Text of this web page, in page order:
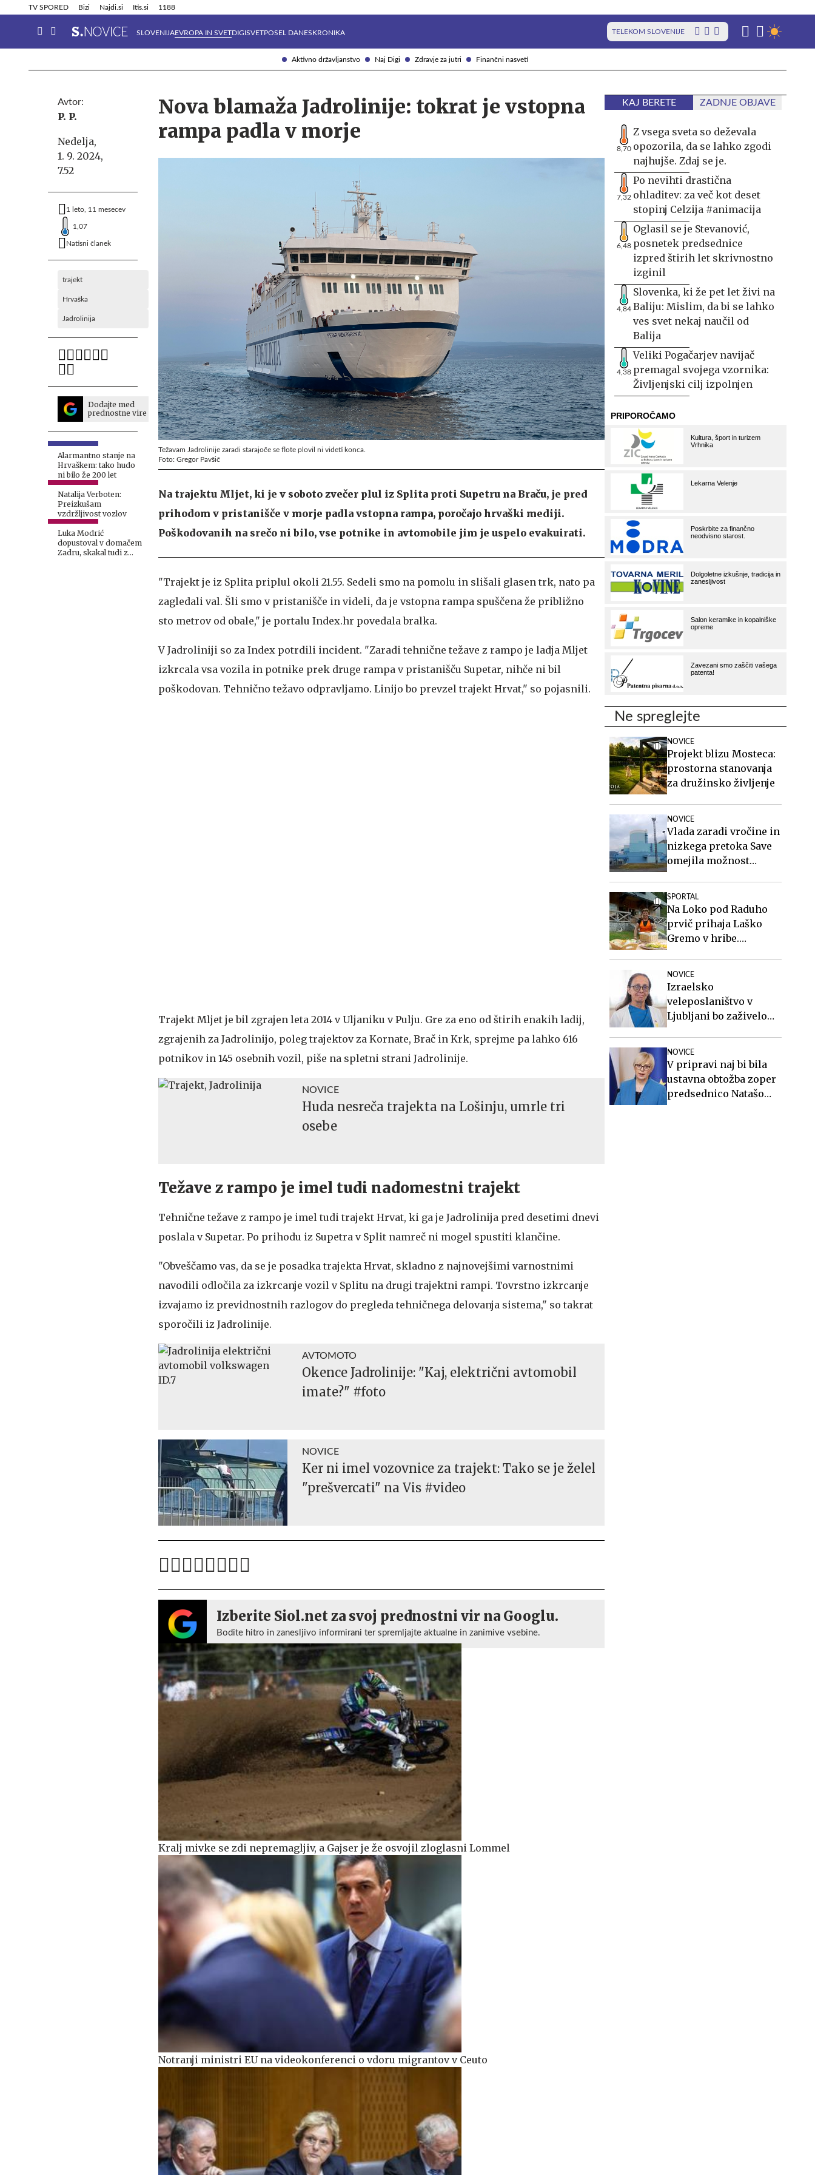
Aktivno državljanstvo Naj Digi Zdravje za jutri Finančni nasveti
TV SPORED Bizi Najdi.si Itis.si 1188
SLOVENIJAEVROPA IN SVETDIGISVETPOSEL DANESKRONIKA TELEKOM SLOVENIJE
Info in obvestila Tehnik
Avtor:
P. P.
Nedelja,
1. 9. 2024,
7.52
1 leto, 11 mesecev
1,07
Natisni članek
trajekt
Hrvaška
Jadrolinija
Dodajte med
prednostne vire
Alarmantno stanje na
Hrvaškem: tako hudo
ni bilo že 200 let
Natalija Verboten:
Preizkušam
vzdržljivost vozlov
Luka Modrić
dopustoval v domačem
Zadru, skakal tudi z
Nova blamaža Jadrolinije: tokrat je vstopna
rampa padla v morje
Težavam Jadrolinije zaradi starajoče se flote plovil ni videti konca.
Foto: Gregor Pavšič
Na trajektu Mljet, ki je v soboto zvečer plul iz Splita proti Supetru na Braču, je pred
prihodom v pristanišče v morje padla vstopna rampa, poročajo hrvaški mediji.
Poškodovanih na srečo ni bilo, vse potnike in avtomobile jim je uspelo evakuirati.
"Trajekt je iz Splita priplul okoli 21.55. Sedeli smo na pomolu in slišali glasen trk, nato pa
zagledali val. Šli smo v pristanišče in videli, da je vstopna rampa spuščena že približno
sto metrov od obale," je portalu Index.hr povedala bralka.
V Jadroliniji so za Index potrdili incident. "Zaradi tehnične težave z rampo je ladja Mljet
izkrcala vsa vozila in potnike prek druge rampa v pristanišču Supetar, nihče ni bil
poškodovan. Tehnično težavo odpravljamo. Linijo bo prevzel trajekt Hrvat," so pojasnili.
Trajekt Mljet je bil zgrajen leta 2014 v Uljaniku v Pulju. Gre za eno od štirih enakih ladij,
zgrajenih za Jadrolinijo, poleg trajektov za Kornate, Brač in Krk, sprejme pa lahko 616
potnikov in 145 osebnih vozil, piše na spletni strani Jadrolinije.
NOVICE
Huda nesreča trajekta na Lošinju, umrle tri
osebe
Težave z rampo je imel tudi nadomestni trajekt
Tehnične težave z rampo je imel tudi trajekt Hrvat, ki ga je Jadrolinija pred desetimi dnevi
poslala v Supetar. Po prihodu iz Supetra v Split namreč ni mogel spustiti klančine.
"Obveščamo vas, da se je posadka trajekta Hrvat, skladno z najnovejšimi varnostnimi
navodili odločila za izkrcanje vozil v Splitu na drugi trajektni rampi. Tovrstno izkrcanje
izvajamo iz previdnostnih razlogov do pregleda tehničnega delovanja sistema," so takrat
sporočili iz Jadrolinije.
AVTOMOTO
Okence Jadrolinije: "Kaj, električni avtomobil
imate?" #foto
NOVICE
Ker ni imel vozovnice za trajekt: Tako se je želel
"prešvercati" na Vis #video
Izberite Siol.net za svoj prednostni vir na Googlu.
Bodite hitro in zanesljivo informirani ter spremljajte aktualne in zanimive vsebine.
Kralj mivke se zdi nepremagljiv, a Gajser je že osvojil zloglasni Lommel
Notranji ministri EU na videokonferenci o vdoru migrantov v Ceuto
KAJ BERETE ZADNJE OBJAVE
8,70
Z vsega sveta so deževala
opozorila, da se lahko zgodi
najhujše. Zdaj se je.
7,32
Po nevihti drastična
ohladitev: za več kot deset
stopinj Celzija #animacija
6,48
Oglasil se je Stevanović,
posnetek predsednice
izpred štirih let skrivnostno
izginil
4,84
Slovenka, ki že pet let živi na
Baliju: Mislim, da bi se lahko
ves svet nekaj naučil od
Balija
4,38
Veliki Pogačarjev navijač
premagal svojega vzornika:
Življenjski cilj izpolnjen
Ne spreglejte
NOVICE
Projekt blizu Mosteca:
prostorna stanovanja
za družinsko življenje
NOVICE
Vlada zaradi vročine in
nizkega pretoka Save
omejila možnost
SPORTAL
Na Loko pod Raduho
prvič prihaja Laško
Gremo v hribe.
Ločka mati.
NOVICE
Izraelsko
veleposlaništvo v
Ljubljani bo zaživelo
NOVICE
V pripravi naj bi bila
ustavna obtožba zoper
predsednico Natašo